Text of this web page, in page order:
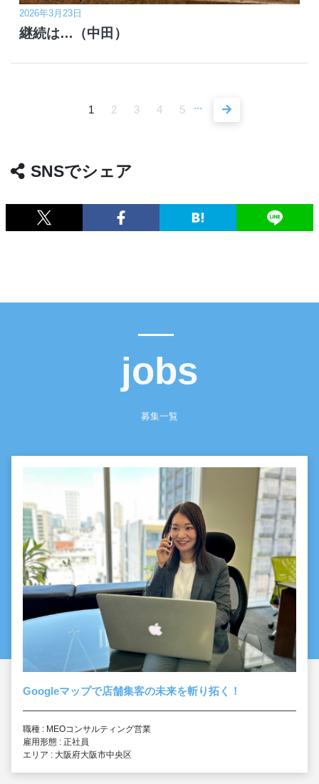
2026年3月23日
継続は…（中田）
1 2 3 4 5 ...
SNSでシェア
jobs
募集一覧
Googleマップで店舗集客の未来を斬り拓く！
職種 : MEOコンサルティング営業
雇用形態 : 正社員
エリア : 大阪府大阪市中央区